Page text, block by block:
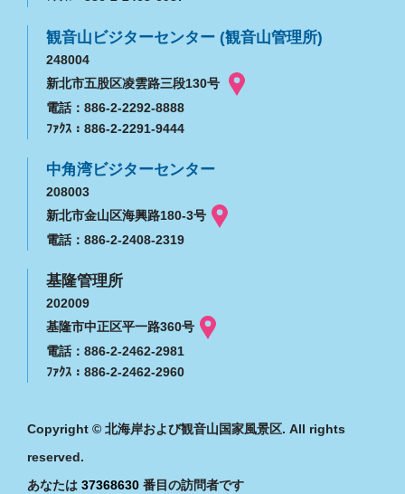
観音山ビジターセンター (観音山管理所)
248004
新北市五股区凌雲路三段130号
電話：886-2-2292-8888
ﾌｧｸｽ：886-2-2291-9444
中角湾ビジターセンター
208003
新北市金山区海興路180-3号
電話：886-2-2408-2319
基隆管理所
202009
基隆市中正区平一路360号
電話：886-2-2462-2981
ﾌｧｸｽ：886-2-2462-2960
Copyright © 北海岸および観音山国家風景区. All rights
reserved.
あなたは 37368630 番目の訪問者です